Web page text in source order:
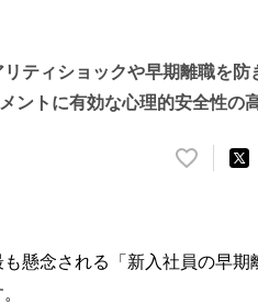
ティショックや早期離職を防
トに有効な心理的安全性の
い
数
懸念される「新入社員の早期